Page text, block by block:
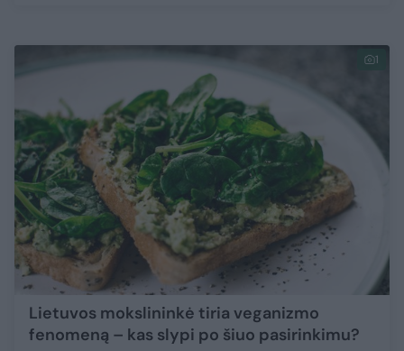
1
Lietuvos mokslininkė tiria veganizmo
fenomeną – kas slypi po šiuo pasirinkimu?